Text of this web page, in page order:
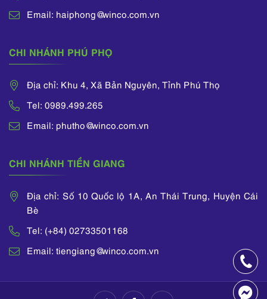
Email: haiphong@winco.com.vn
CHI NHÁNH PHÚ PHỌ
Địa chỉ: Khu 4, Xã Bản Nguyên, Tỉnh Phú Thọ
Tel: 0989.499.265
Email: phutho@winco.com.vn
CHI NHÁNH TIỀN GIANG
Địa chỉ: Số 10 Quốc lộ 1A, An Thái Trung, Huyện Cái
Bè
Tel: (+84) 02733501168
Email: tiengiang@winco.com.vn